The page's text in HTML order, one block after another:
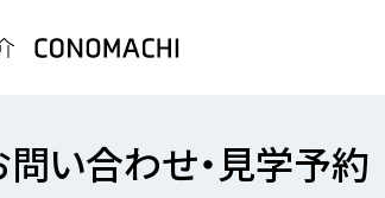
い合わせ・見学予約